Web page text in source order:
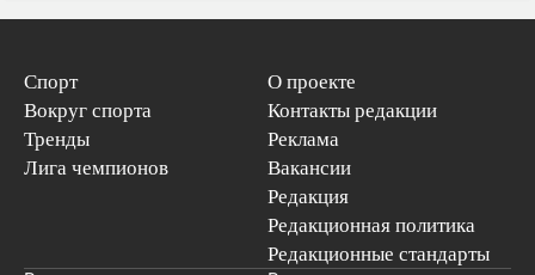
Спорт
Вокруг спорта
Тренды
Лига чемпионов
О проекте
Контакты редакции
Реклама
Вакансии
Редакция
Редакционная политика
Редакционные стандарты